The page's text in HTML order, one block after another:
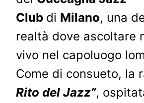
Club di Milano, una
realtà dove ascoltare
vivo nel capoluogo
Come di consueto, la
Rito del Jazz”,